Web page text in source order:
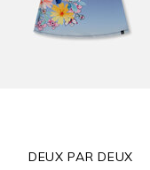
DEUX PAR DEUX